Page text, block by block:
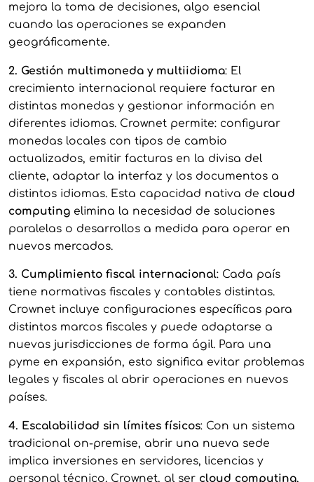
mejora la toma de decisiones, algo esencial
cuando las operaciones se expanden
geográficamente.
2. Gestión multimoneda y multiidioma: El
crecimiento internacional requiere facturar en
distintas monedas y gestionar información en
diferentes idiomas. Crownet permite: configurar
monedas locales con tipos de cambio
actualizados, emitir facturas en la divisa del
cliente, adaptar la interfaz y los documentos a
distintos idiomas. Esta capacidad nativa de cloud
computingelimina la necesidad de soluciones
paralelas o desarrollos a medida para operar en
nuevos mercados.
3. Cumplimiento fiscal internacional: Cada país
tiene normativas fiscales y contables distintas.
Crownet incluye configuraciones específicas para
distintos marcos fiscales y puede adaptarse a
nuevas jurisdicciones de forma ágil. Para una
pyme en expansión, esto significa evitar problemas
legales y fiscales al abrir operaciones en nuevos
países.
4. Escalabilidad sin límites físicos: Con un sistema
tradicional on-premise, abrir una nueva sede
implica inversiones en servidores, licencias y
personal técnico. Crownet, al ser cloud computing,